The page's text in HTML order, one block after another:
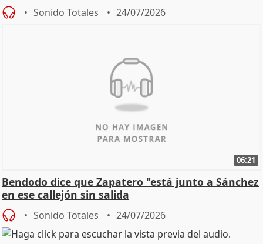
Sonido Totales 24/07/2026
06:21
Bendodo dice que Zapatero "está junto a Sánchez
en ese callejón sin salida
Sonido Totales 24/07/2026